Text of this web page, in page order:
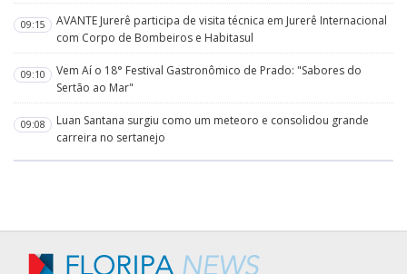
09:15
AVANTE Jurerê participa de visita técnica em Jurerê Internacional
com Corpo de Bombeiros e Habitasul
09:10
Vem Aí o 18° Festival Gastronômico de Prado: "Sabores do
Sertão ao Mar"
09:08
Luan Santana surgiu como um meteoro e consolidou grande
carreira no sertanejo